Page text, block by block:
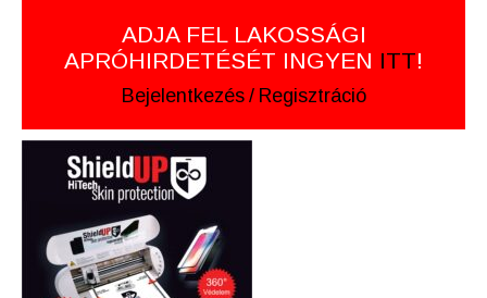
ADJA FEL LAKOSSÁGI
APRÓHIRDETÉSÉT INGYEN ITT!
Bejelentkezés / Regisztráció